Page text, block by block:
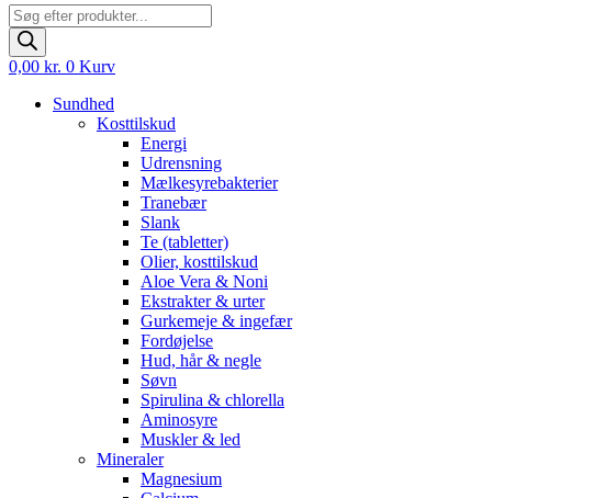
Products
search
0,00 kr. 0 Kurv
Sundhed
Kosttilskud
Energi
Udrensning
Mælkesyrebakterier
Tranebær
Slank
Te (tabletter)
Olier, kosttilskud
Aloe Vera & Noni
Ekstrakter & urter
Gurkemeje & ingefær
Fordøjelse
Hud, hår & negle
Søvn
Spirulina & chlorella
Aminosyre
Muskler & led
Mineraler
Magnesium